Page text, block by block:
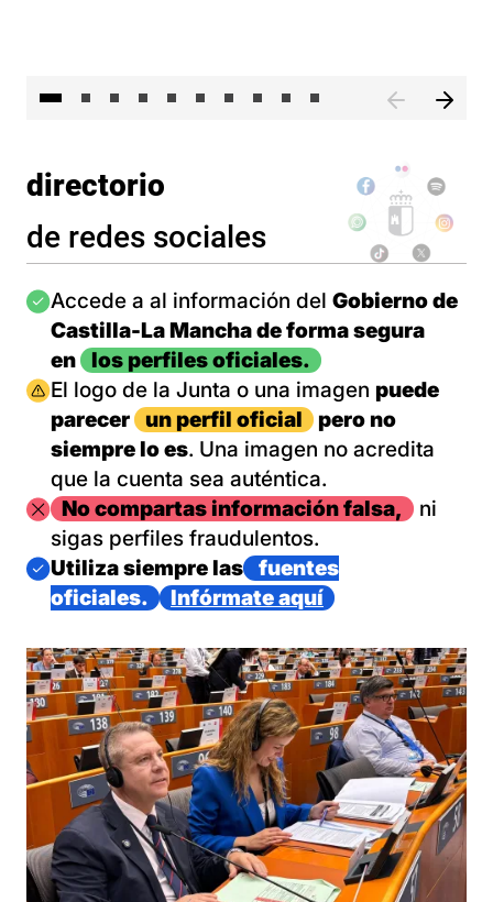
directorio
de redes sociales
Imagen
Accede a al información del Gobierno de
Castilla-La Mancha de forma segura
en
los perfiles oficiales.
Imagen
El logo de la Junta o una imagen puede
parecer
un perfil oficial
pero no
siempre lo es. Una imagen no acredita
que la cuenta sea auténtica.
ImagenNo compartas información falsa,
ni
sigas perfiles fraudulentos.
Imagen
Utiliza siempre las
fuentes
oficiales.
Infórmate aquí